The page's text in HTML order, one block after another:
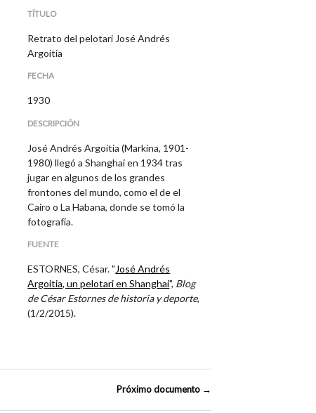
TÍTULO
Retrato del pelotari José Andrés
Argoitia
FECHA
1930
DESCRIPCIÓN
José Andrés Argoitia (Markina, 1901-
1980) llegó a Shanghai en 1934 tras
jugar en algunos de los grandes
frontones del mundo, como el de el
Cairo o La Habana, donde se tomó la
fotografía.
FUENTE
ESTORNES, César. "José Andrés
Argoitia, un pelotari en Shanghai", Blog
de César Estornes de historia y deporte,
(1/2/2015).
Próximo documento →